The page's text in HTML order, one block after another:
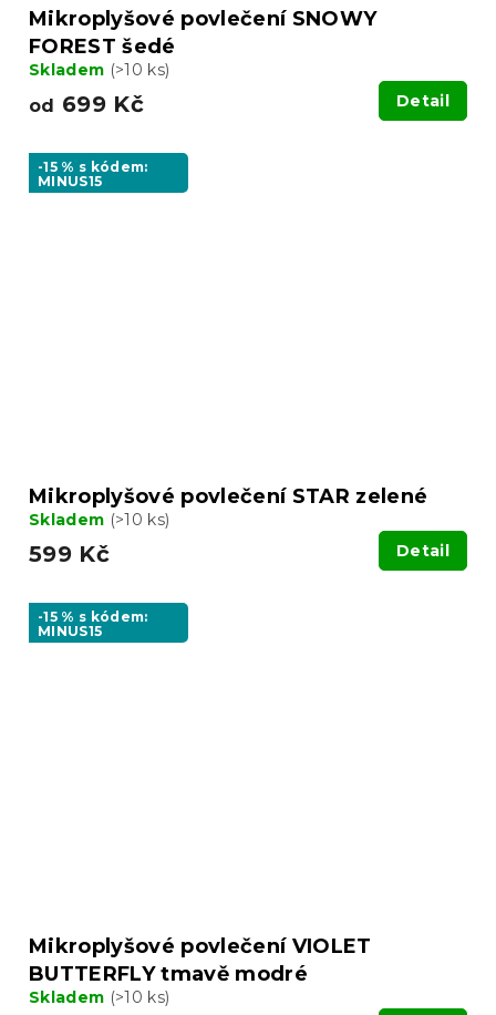
Mikroplyšové povlečení SNOWY
FOREST šedé
Skladem (>10 ks)
od 699 Kč Detail
-15 % s kódem:
MINUS15
Mikroplyšové povlečení STAR zelené
Skladem (>10 ks)
599 Kč Detail
-15 % s kódem:
MINUS15
Mikroplyšové povlečení VIOLET
BUTTERFLY tmavě modré
Skladem (>10 ks)